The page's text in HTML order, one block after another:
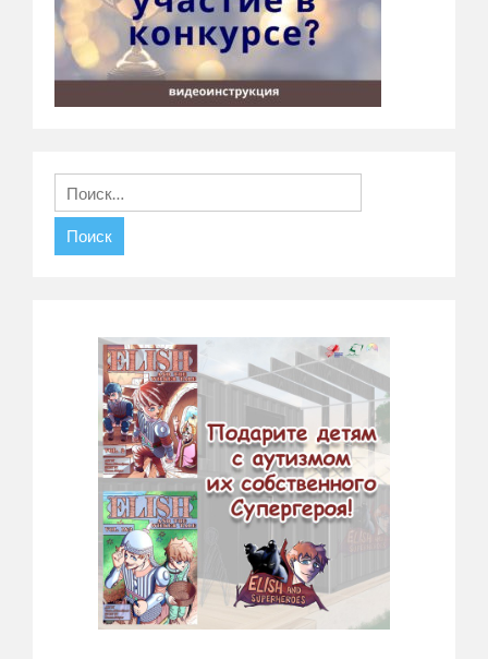
Найти: